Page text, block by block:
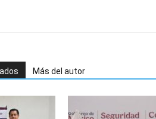
Más del autor